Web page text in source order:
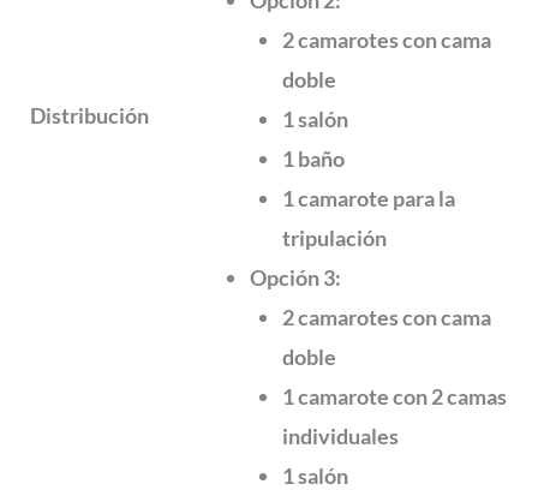
Distribución
2 camarotes con cama
doble
1 salón
1 baño
1 camarote para la
tripulación
Opción 3:
2 camarotes con cama
doble
1 camarote con 2 camas
individuales
1 salón